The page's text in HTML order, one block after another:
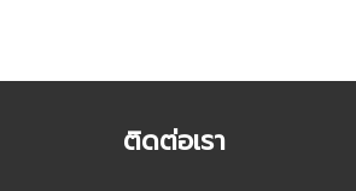
ติดต่อเรา